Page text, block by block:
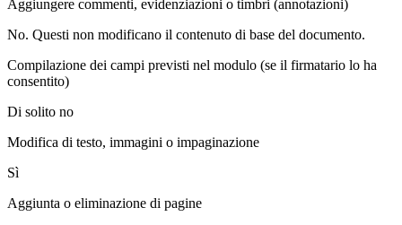
Aggiungere commenti, evidenziazioni o timbri (annotazioni)
No. Questi non modificano il contenuto di base del documento.
Compilazione dei campi previsti nel modulo (se il firmatario lo ha
consentito)
Di solito no
Modifica di testo, immagini o impaginazione
Sì
Aggiunta o eliminazione di pagine